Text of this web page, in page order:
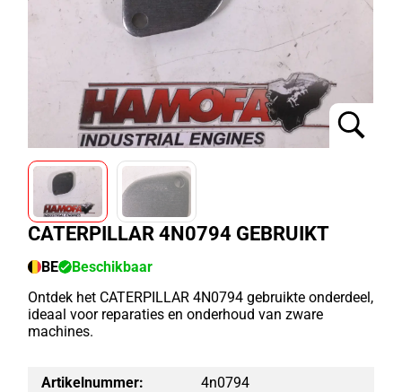
CATERPILLAR 4N0794 GEBRUIKT
BE
Beschikbaar
Ontdek het CATERPILLAR 4N0794 gebruikte onderdeel,
ideaal voor reparaties en onderhoud van zware
machines.
Artikelnummer:
4n0794